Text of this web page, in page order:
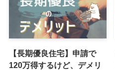
【長期優良住宅】申請で
120万得するけど、デメリ